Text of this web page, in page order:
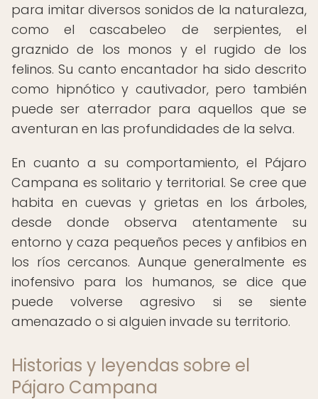
para imitar diversos sonidos de la naturaleza,
como el cascabeleo de serpientes, el
graznido de los monos y el rugido de los
felinos. Su canto encantador ha sido descrito
como hipnótico y cautivador, pero también
puede ser aterrador para aquellos que se
aventuran en las profundidades de la selva.
En cuanto a su comportamiento, el Pájaro
Campana es solitario y territorial. Se cree que
habita en cuevas y grietas en los árboles,
desde donde observa atentamente su
entorno y caza pequeños peces y anfibios en
los ríos cercanos. Aunque generalmente es
inofensivo para los humanos, se dice que
puede volverse agresivo si se siente
amenazado o si alguien invade su territorio.
Historias y leyendas sobre el
Pájaro Campana